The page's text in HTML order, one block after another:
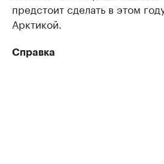
предстоит сделать в этом
Арктикой.
Справка